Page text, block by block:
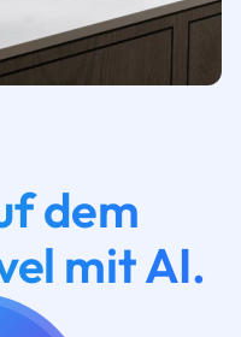
dem
mit AI.